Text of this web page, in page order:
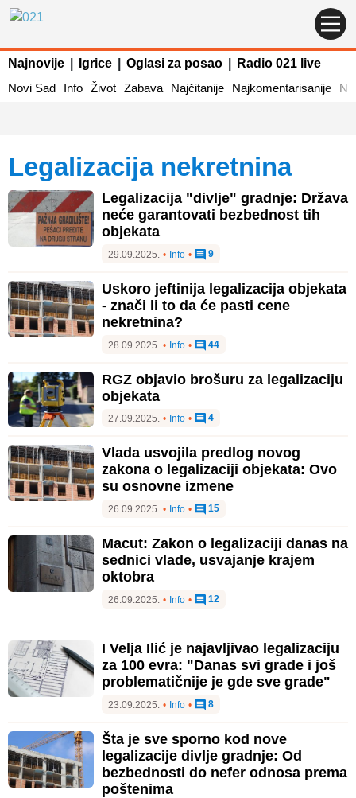
Najnovije Igrice Oglasi za posao
Radio 021 live
Novi Sad
Info Život Zabava Najčitanije Najkomentarisanije
legalizacija nekretnina
Legalizacija "divlje" gradnje: Država
neće garantovati bezbednost tih
objekata
29.09.2025. • Info • 9
Uskoro jeftinija legalizacija objekata
- znači li to da će pasti cene
nekretnina?
28.09.2025. • Info • 44
RGZ objavio brošuru za legalizaciju
objekata
27.09.2025. • Info • 4
Vlada usvojila predlog novog
zakona o legalizaciji objekata: Ovo
su osnovne izmene
26.09.2025. • Info • 15
Macut: Zakon o legalizaciji danas na
sednici vlade, usvajanje krajem
oktobra
26.09.2025. • Info • 12
I Velja Ilić je najavljivao legalizaciju
za 100 evra: "Danas svi grade i još
problematičnije je gde sve grade"
23.09.2025. • Info • 8
Šta je sve sporno kod nove
legalizacije divlje gradnje: Od
bezbednosti do nefer odnosa prema
poštenima